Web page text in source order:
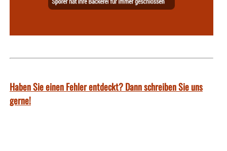
Haben Sie einen Fehler entdeckt? Dann schreiben Sie uns
gerne!